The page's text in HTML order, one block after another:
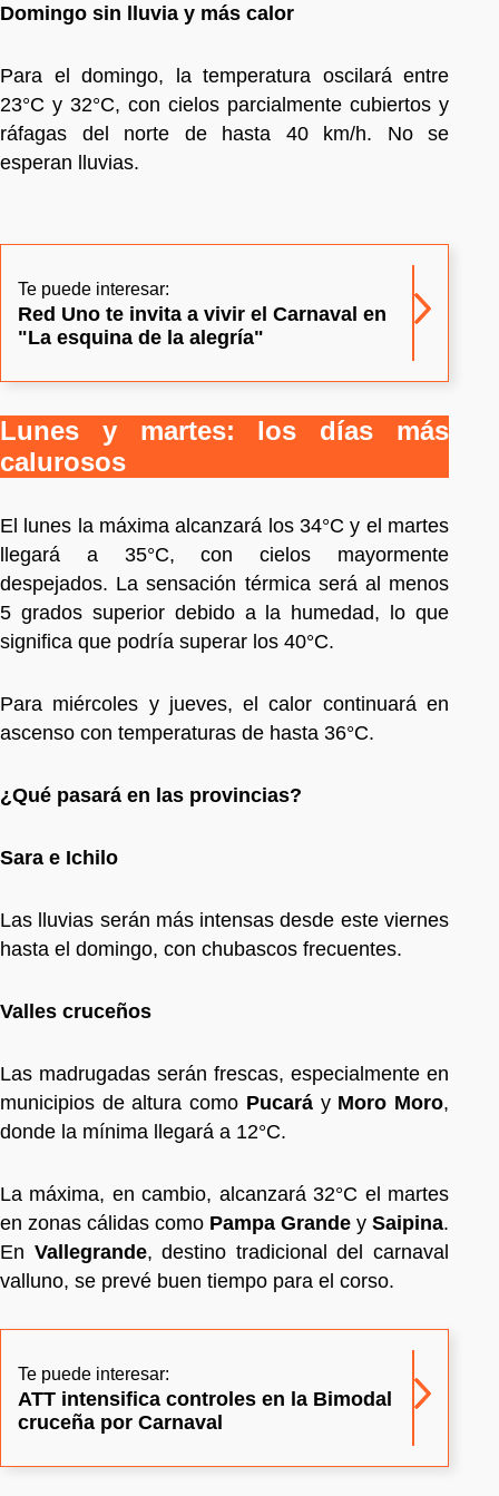
Domingo sin lluvia y más calor
Para el domingo, la temperatura oscilará entre
23°C y 32°C, con cielos parcialmente cubiertos y
ráfagas del norte de hasta 40 km/h. No se
esperan lluvias.
Te puede interesar:
Red Uno te invita a vivir el Carnaval en
"La esquina de la alegría"
Lunes y martes: los días más
calurosos
El lunes la máxima alcanzará los 34°C y el martes
llegará a 35°C, con cielos mayormente
despejados. La sensación térmica será al menos
5 grados superior debido a la humedad, lo que
significa que podría superar los 40°C.
Para miércoles y jueves, el calor continuará en
ascenso con temperaturas de hasta 36°C.
¿Qué pasará en las provincias?
Sara e Ichilo
Las lluvias serán más intensas desde este viernes
hasta el domingo, con chubascos frecuentes.
Valles cruceños
Las madrugadas serán frescas, especialmente en
municipios de altura como Pucaráy Moro Moro,
donde la mínima llegará a 12°C.
La máxima, en cambio, alcanzará 32°C el martes
en zonas cálidas como Pampa Grande y Saipina.
En Vallegrande, destino tradicional del carnaval
valluno, se prevé buen tiempo para el corso.
Te puede interesar:
ATT intensifica controles en la Bimodal
cruceña por Carnaval